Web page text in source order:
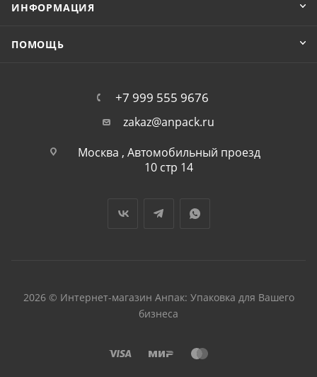
ИНФОРМАЦИЯ
ПОМОЩЬ
+7 999 555 9676
zakaz@anpack.ru
Москва , Автомобильный проезд
10 стр 14
2026 © Интернет-магазин Анпак: Упаковка для Вашего
бизнеса